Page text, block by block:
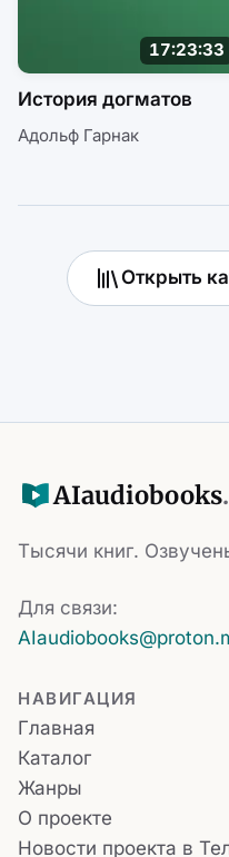
17:23:33
История догматов
Адольф Гарнак
Открыть
AIaudiobooks
Тысячи книг.
Для связи:
НАВИГАЦИЯ
Главная
Каталог
Жанры
О проекте
Новости проекта в